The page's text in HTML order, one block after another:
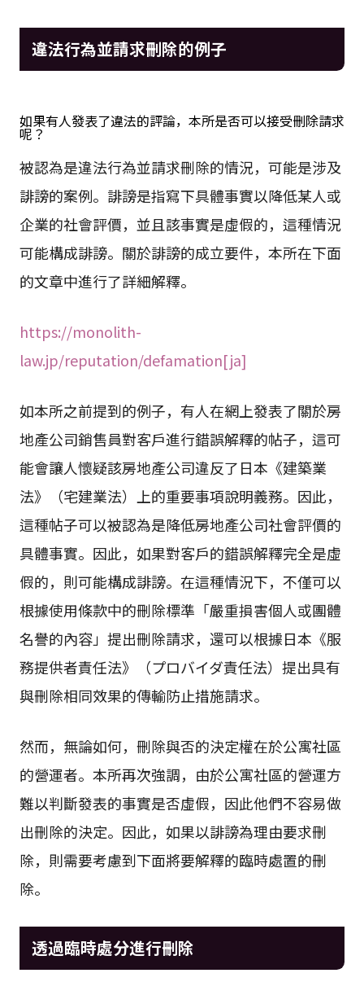
違法行為並請求刪除的例子
如果有人發表了違法的評論，本所是否可以接受刪除請求
呢？
被認為是違法行為並請求刪除的情況，可能是涉及
誹謗的案例。誹謗是指寫下具體事實以降低某人或
企業的社會評價，並且該事實是虛假的，這種情況
可能構成誹謗。關於誹謗的成立要件，本所在下面
的文章中進行了詳細解釋。
https://monolith-
law.jp/reputation/defamation[ja]
如本所之前提到的例子，有人在網上發表了關於房
地產公司銷售員對客戶進行錯誤解釋的帖子，這可
能會讓人懷疑該房地產公司違反了日本《建築業
法》（宅建業法）上的重要事項說明義務。因此，
這種帖子可以被認為是降低房地產公司社會評價的
具體事實。因此，如果對客戶的錯誤解釋完全是虛
假的，則可能構成誹謗。在這種情況下，不僅可以
根據使用條款中的刪除標準「嚴重損害個人或團體
名譽的內容」提出刪除請求，還可以根據日本《服
務提供者責任法》（プロバイダ責任法）提出具有
與刪除相同效果的傳輸防止措施請求。
然而，無論如何，刪除與否的決定權在於公寓社區
的營運者。本所再次強調，由於公寓社區的營運方
難以判斷發表的事實是否虛假，因此他們不容易做
出刪除的決定。因此，如果以誹謗為理由要求刪
除，則需要考慮到下面將要解釋的臨時處置的刪
除。
透過臨時處分進行刪除